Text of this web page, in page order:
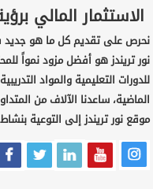
الاستثمار المالي
نحرص على تقديم كل ما هو جديد
نور تريندز هو أفضل مزود نمواً
للدورات التعليمية والمواد
الماضية، ساعدنا الآلاف من
موقع نور تريندز إلى التوعية